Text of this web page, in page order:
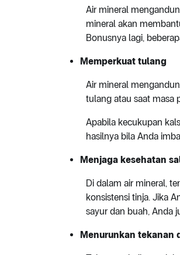
Air mineral
mineral akan
Bonusnya lagi,
Memperkuat tulang
Air mineral
tulang atau saat masa
Apabila kecukupan
hasilnya bila Anda
Menjaga kesehatan
Di dalam air mineral,
konsistensi tinja. Jika
sayur dan buah, Anda
Menurunkan tekanan